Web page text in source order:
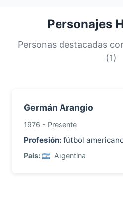
una gran proporción de la
distribución nos ayuda a
orígenes y la historia
Personajes
Personas destacadas
(1)
Germán Arangio
1976 - Presente
Profesión: fútbol
País: Argentina